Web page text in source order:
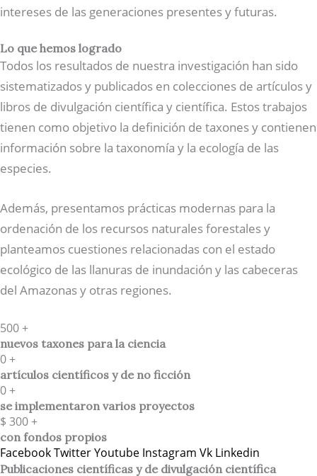
intereses de las generaciones presentes y futuras.
Lo que hemos logrado
Todos los resultados de nuestra investigación han sido
sistematizados y publicados en colecciones de artículos y
libros de divulgación científica y científica. Estos trabajos
tienen como objetivo la definición de taxones y contienen
información sobre la taxonomía y la ecología de las
especies.
Además, presentamos prácticas modernas para la
ordenación de los recursos naturales forestales y
planteamos cuestiones relacionadas con el estado
ecológico de las llanuras de inundación y las cabeceras
del Amazonas y otras regiones.
500+
nuevos taxones para la ciencia
0+
artículos científicos y de no ficción
0+
se implementaron varios proyectos
$ 300+
con fondos propios
FacebookTwitterYoutube Instagram Vk Linkedin
Publicaciones científicas y de divulgación científica​